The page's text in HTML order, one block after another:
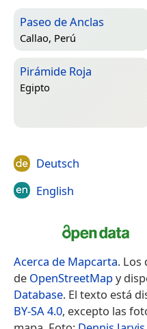
Paseo de Anclas
Callao, Perú
Pirámide Roja
Egipto
Deutsch
English
Acerca de Mapcarta. Los
de OpenStreetMapy
Database. El texto está
BY-SA 4.0, excepto las